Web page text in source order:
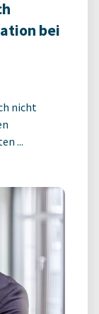
bei
nicht
...